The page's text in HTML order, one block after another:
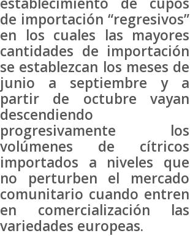
de importación “regresivos”
en los cuales las mayores
cantidades de importación
se establezcan los meses de
junio a septiembre y a
partir de octubre vayan
descendiendo
progresivamente los
volúmenes de cítricos
importados a niveles que
no perturben el mercado
comunitario cuando entren
en comercialización las
variedades europeas.